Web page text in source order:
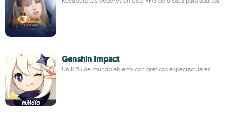
Genshin Impact
Un RPG de mundo abierto con gráficos espectaculares